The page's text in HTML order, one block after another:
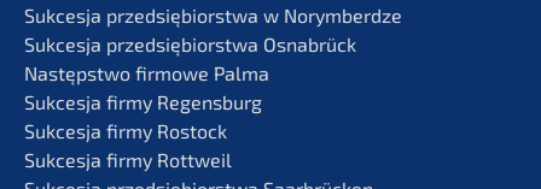
Sukces­ja przedsię­bi­orst­wa w Norymberdze
Sukces­ja przedsię­bi­orst­wa Osnabrück
Następst­wo firmo­we Palma
Sukces­ja firmy Regensburg
Sukces­ja firmy Rostock
Sukces­ja firmy Rottweil